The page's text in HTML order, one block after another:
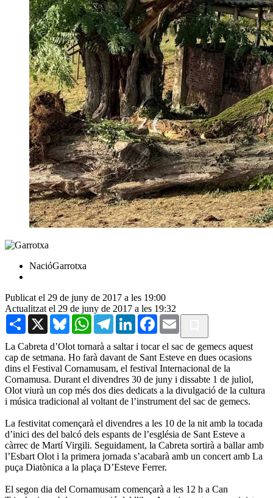
NacióGarrotxa
Publicat el 29 de juny de 2017 a les 19:00
Actualitzat el 29 de juny de 2017 a les 19:32
Share X BlueskyWhatsAppTelegramLinkedInFacebook
Email
La Cabreta d’Olot tornarà a saltar i tocar el sac de gemecs aquest
cap de setmana. Ho farà davant de Sant Esteve en dues ocasions
dins el Festival Cornamusam, el festival Internacional de la
Cornamusa. Durant el divendres 30 de juny i dissabte 1 de juliol,
Olot viurà un cop més dos dies dedicats a la divulgació de la cultura
i música tradicional al voltant de l’instrument del sac de gemecs.
La festivitat començarà el divendres a les 10 de la nit amb la tocada
d’inici des del balcó dels espants de l’església de Sant Esteve a
càrrec de Martí Virgili. Seguidament, la Cabreta sortirà a ballar amb
l’Esbart Olot i la primera jornada s’acabarà amb un concert amb La
puça Diatònica a la plaça D’Esteve Ferrer.
El segon dia del Cornamusam començarà a les 12 h a Can